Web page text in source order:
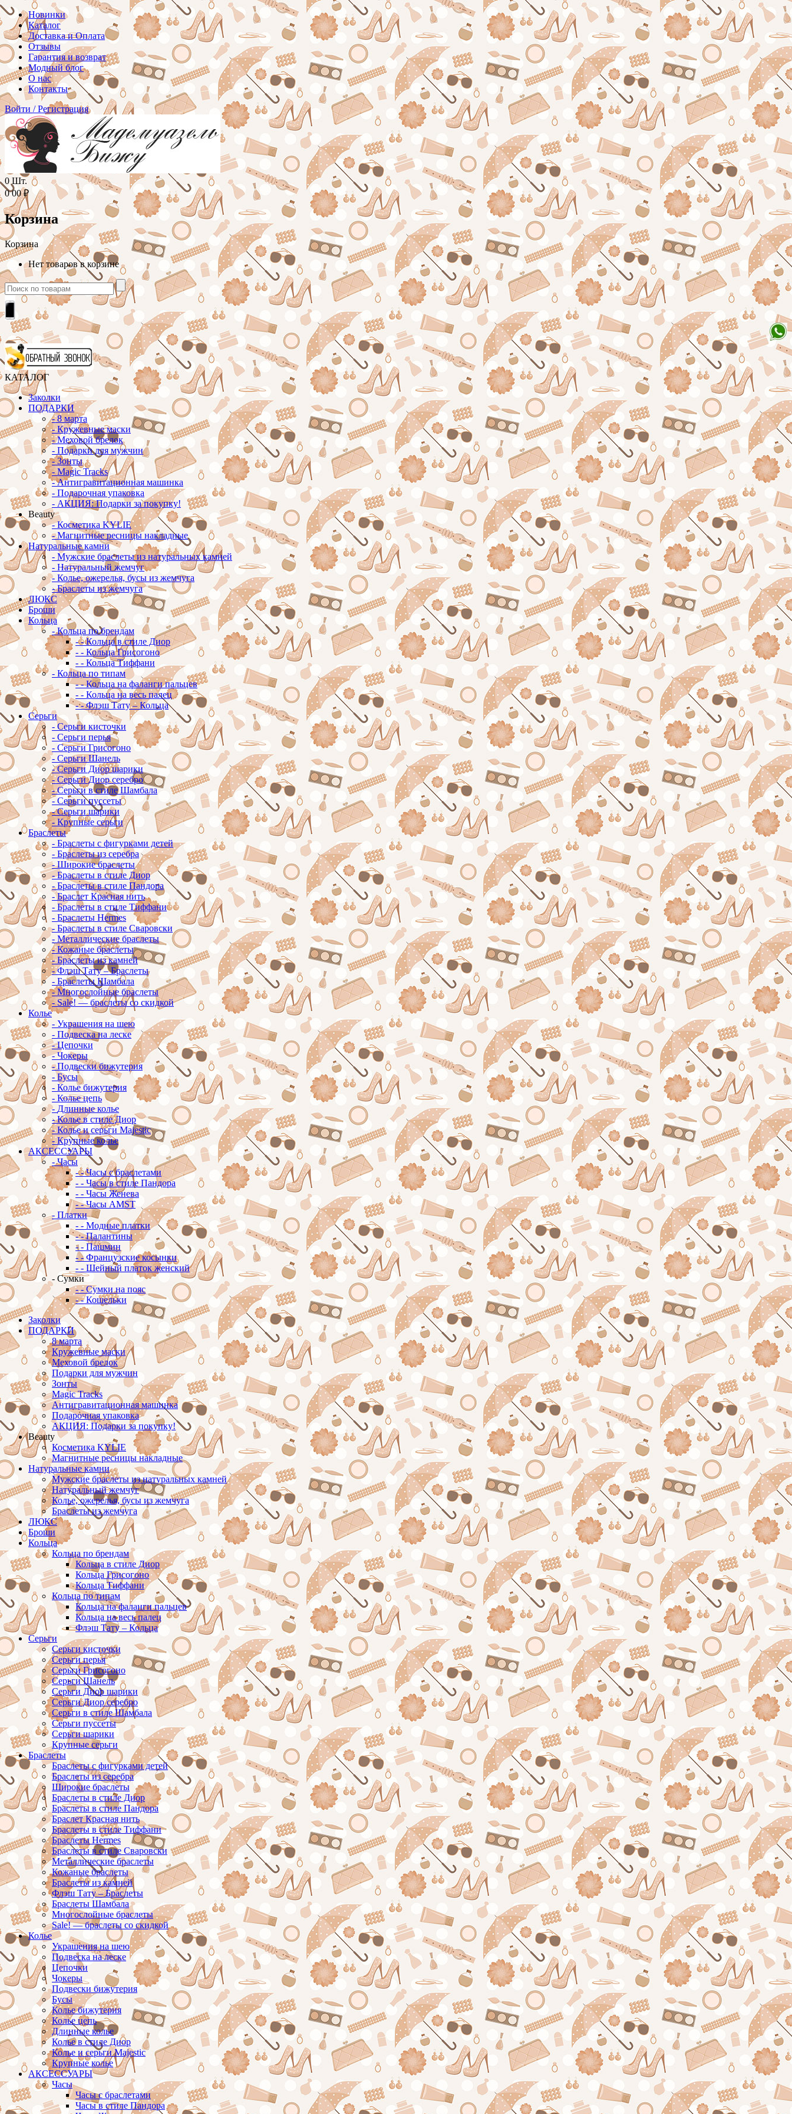
Новинки
Каталог
Доставка и Оплата
Отзывы
Гарантия и возврат
Модный блог
О нас
Контакты
Войти /Регистрация
0 Шт.
0 00 ₽
Корзина
Корзина
Нет товаров в корзине
КАТАЛОГ
Заколки
ПОДАРКИ
-8 марта
-Кружевные маски
-Меховой брелок
- Подарки для мужчин
-Зонты
-Magic Tracks
-Антигравитационная машинка
- Подарочная упаковка
- АКЦИЯ: Подарки за покупку!
Beauty
-Косметика KYLIE
-Магнитные ресницы накладные
Натуральные камни
- Мужские браслеты из натуральных камней
- Натуральный жемчуг
- Колье, ожерелья, бусы из жемчуга
-Браслеты из жемчуга
ЛЮКС
Броши
Кольца
-Кольца по брендам
--Кольца в стиле Диор
- - Кольца Грисогоно
- - Кольца Тиффани
- Кольца по типам
--Кольца на фаланги пальцев
- - Кольца на весь палец
--Флэш Тату – Кольца
Серьги
-Серьги кисточки
- Серьги перья
- Серьги Грисогоно
- Серьги Шанель
-Серьги Диор шарики
-Серьги Диор серебро
-Серьги в стиле Шамбала
- Серьги пуссеты
-Серьги шарики
-Крупные серьги
Браслеты
- Браслеты с фигурками детей
- Браслеты из серебра
-Широкие браслеты
-Браслеты в стиле Диор
-Браслеты в стиле Пандора
-Браслет Красная нить
- Браслеты в стиле Тиффани
- Браслеты Hermes
- Браслеты в стиле Сваровски
- Металлические браслеты
-Кожаные браслеты
-Браслеты из камней
-Флэш Тату – Браслеты
- Браслеты Шамбала
-Многослойные браслеты
-Sale! — браслеты со скидкой
Колье
- Украшения на шею
- Подвеска на леске
-Цепочки
-Чокеры
-Подвески бижутерия
-Бусы
- Колье бижутерия
- Колье цепь
- Длинные колье
-Колье в стиле Диор
-Колье и серьги Majestic
-Крупные колье
АКСЕССУАРЫ
-Часы
--Часы с браслетами
- - Часы в стиле Пандора
- - Часы Женева
--Часы AMST
- Платки
- - Модные платки
--Палантины
-- Пашмин
- -Французские косынки
- - Шейный платок женский
- Сумки
--Сумки на пояс
--Кошельки
Заколки
ПОДАРКИ
8 марта
Кружевные маски
Меховой брелок
Подарки для мужчин
Зонты
Magic Tracks
Антигравитационная машинка
Подарочная упаковка
АКЦИЯ: Подарки за покупку!
Beauty
Косметика KYLIE
Магнитные ресницы накладные
Натуральные камни
Мужские браслеты из натуральных камней
Натуральный жемчуг
Колье, ожерелья, бусы из жемчуга
Браслеты из жемчуга
ЛЮКС
Броши
Кольца
Кольца по брендам
Кольца в стиле Диор
Кольца Грисогоно
Кольца Тиффани
Кольца по типам
Кольца на фаланги пальцев
Кольца на весь палец
Флэш Тату – Кольца
Серьги
Серьги кисточки
Серьги перья
Серьги Грисогоно
Серьги Шанель
Серьги Диор шарики
Серьги Диор серебро
Серьги в стиле Шамбала
Серьги пуссеты
Серьги шарики
Крупные серьги
Браслеты
Браслеты с фигурками детей
Браслеты из серебра
Широкие браслеты
Браслеты в стиле Диор
Браслеты в стиле Пандора
Браслет Красная нить
Браслеты в стиле Тиффани
Браслеты Hermes
Браслеты в стиле Сваровски
Металлические браслеты
Кожаные браслеты
Браслеты из камней
Флэш Тату – Браслеты
Браслеты Шамбала
Многослойные браслеты
Sale! — браслеты со скидкой
Колье
Украшения на шею
Подвеска на леске
Цепочки
Чокеры
Подвески бижутерия
Бусы
Колье бижутерия
Колье цепь
Длинные колье
Колье в стиле Диор
Колье и серьги Majestic
Крупные колье
АКСЕССУАРЫ
Часы
Часы с браслетами
Часы в стиле Пандора